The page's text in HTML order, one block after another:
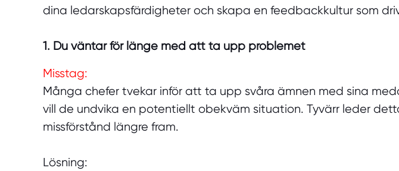
dina ledarskapsfärdigheter och skapa en feedbackkultur som
1. Du väntar för länge med att ta upp problemet
Misstag:
Många chefer tvekar inför att ta upp svåra ämnen med sina
vill de undvika en potentiellt obekväm situation. Tyvärr leder
missförstånd längre fram.
Lösning: